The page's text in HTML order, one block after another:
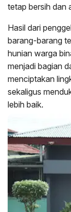
tetap bersih dan
Hasil dari
barang-barang
hunian warga
menjadi bagian
menciptakan
sekaligus
lebih baik.